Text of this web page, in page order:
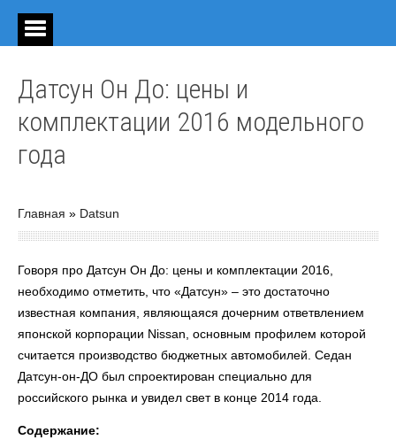
Датсун Он До: цены и
комплектации 2016 модельного
года
Главная » Datsun
Говоря про Датсун Он До: цены и комплектации 2016,
необходимо отметить, что «Датсун» – это достаточно
известная компания, являющаяся дочерним ответвлением
японской корпорации Nissan, основным профилем которой
считается производство бюджетных автомобилей. Седан
Датсун-он-ДО был спроектирован специально для
российского рынка и увидел свет в конце 2014 года.
Содержание: